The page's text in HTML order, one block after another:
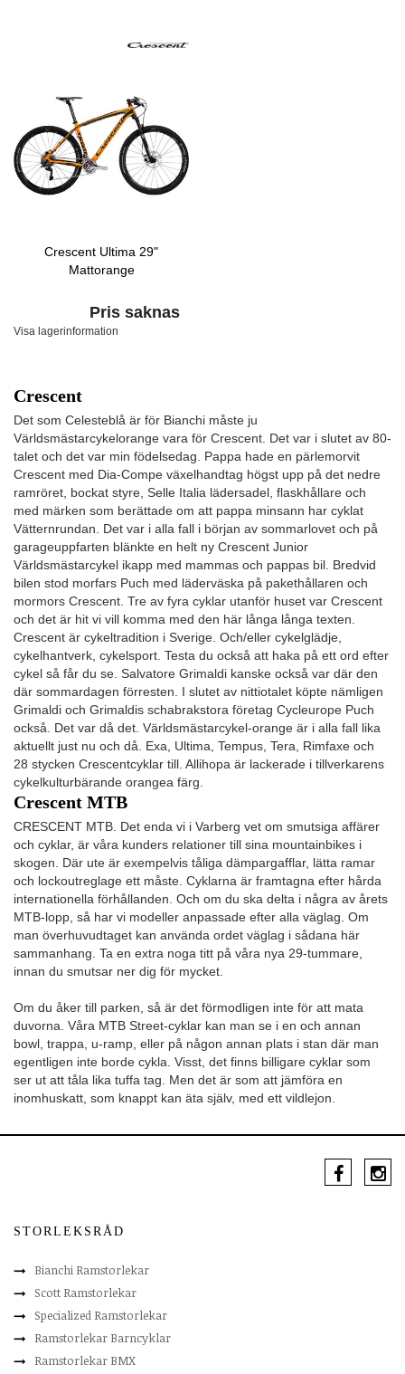
Crescent Ultima 29"
Mattorange
Pris saknas
Visa lagerinformation
Crescent
Det som Celesteblå är för Bianchi måste ju
Världsmästarcykelorange vara för Crescent. Det var i slutet av 80-
talet och det var min födelsedag. Pappa hade en pärlemorvit
Crescent med Dia-Compe växelhandtag högst upp på det nedre
ramröret, bockat styre, Selle Italia lädersadel, flaskhållare och
med märken som berättade om att pappa minsann har cyklat
Vätternrundan. Det var i alla fall i början av sommarlovet och på
garageuppfarten blänkte en helt ny Crescent Junior
Världsmästarcykel ikapp med mammas och pappas bil. Bredvid
bilen stod morfars Puch med läderväska på pakethållaren och
mormors Crescent. Tre av fyra cyklar utanför huset var Crescent
och det är hit vi vill komma med den här långa långa texten.
Crescent är cykeltradition i Sverige. Och/eller cykelglädje,
cykelhantverk, cykelsport. Testa du också att haka på ett ord efter
cykel så får du se. Salvatore Grimaldi kanske också var där den
där sommardagen förresten. I slutet av nittiotalet köpte nämligen
Grimaldi och Grimaldis schabrakstora företag Cycleurope Puch
också. Det var då det. Världsmästarcykel-orange är i alla fall lika
aktuellt just nu och då. Exa, Ultima, Tempus, Tera, Rimfaxe och
28 stycken Crescentcyklar till. Allihopa är lackerade i tillverkarens
cykelkulturbärande orangea färg.
Crescent MTB
CRESCENT MTB. Det enda vi i Varberg vet om smutsiga affärer
och cyklar, är våra kunders relationer till sina mountainbikes i
skogen. Där ute är exempelvis tåliga dämpargafflar, lätta ramar
och lockoutreglage ett måste. Cyklarna är framtagna efter hårda
internationella förhållanden. Och om du ska delta i några av årets
MTB-lopp, så har vi modeller anpassade efter alla väglag. Om
man överhuvudtaget kan använda ordet väglag i sådana här
sammanhang. Ta en extra noga titt på våra nya 29-tummare,
innan du smutsar ner dig för mycket.
Om du åker till parken, så är det förmodligen inte för att mata
duvorna. Våra MTB Street-cyklar kan man se i en och annan
bowl, trappa, u-ramp, eller på någon annan plats i stan där man
egentligen inte borde cykla. Visst, det finns billigare cyklar som
ser ut att tåla lika tuffa tag. Men det är som att jämföra en
inomhuskatt, som knappt kan äta själv, med ett vildlejon.
STORLEKSRÅD
Bianchi Ramstorlekar
Scott Ramstorlekar
Specialized Ramstorlekar
Ramstorlekar Barncyklar
Ramstorlekar BMX